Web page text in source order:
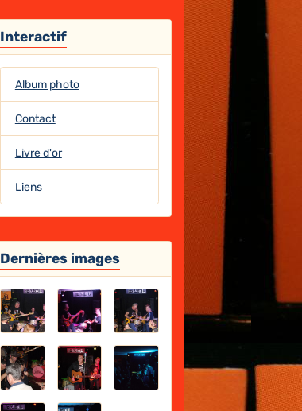
Interactif
Album photo
Contact
Livre d'or
Liens
Dernières images